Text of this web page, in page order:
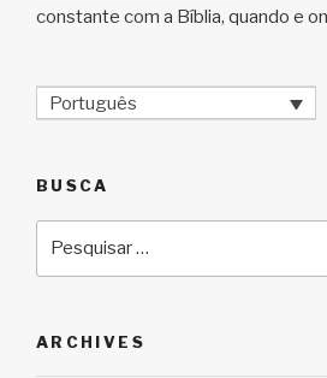
constante com a Bíblia, quando e
Português
BUSCA
ARCHIVES